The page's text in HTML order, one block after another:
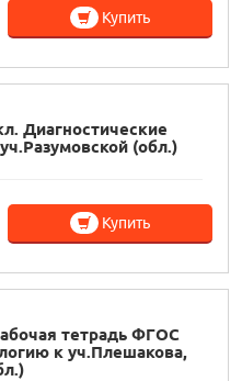
Купить
Диагностические
(обл.)
Купить
тетрадь ФГОС
к уч.Плешакова,